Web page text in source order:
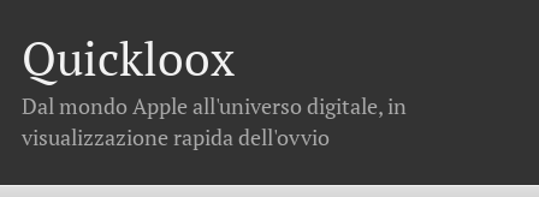
Quickloox
Dal mondo Apple all'universo digitale, in
visualizzazione rapida dell'ovvio